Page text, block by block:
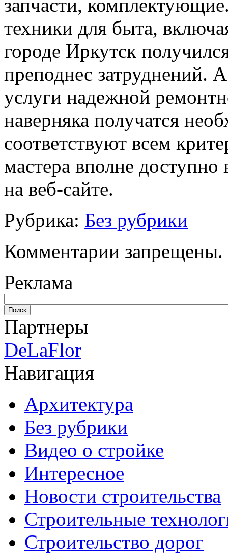
запчасти,
техники для быта,
городе Иркутск
преподнес затруднений.
услуги надежной
наверняка получатся
соответствуют всем
мастера вполне
на веб-сайте.
Рубрика: Без рубрики
Комментарии запрещены.
Реклама
Партнеры
DeLaFlor
Навигация
Архитектура
Без рубрики
Видео о стройке
Интересное
Новости строительства
Строительные
Строительство дорог